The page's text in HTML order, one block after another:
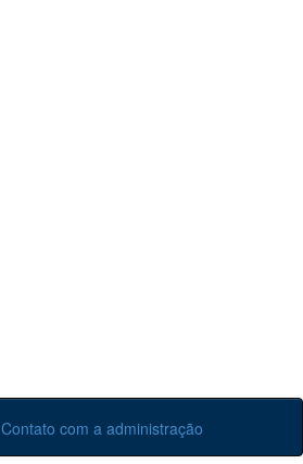
Contato com a administração